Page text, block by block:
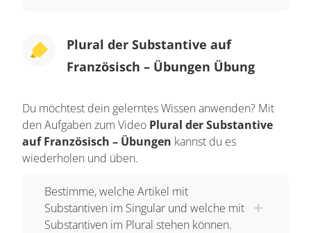
Plural der Substantive auf
Französisch – Übungen Übung
Du möchtest dein gelerntes Wissen anwenden? Mit
den Aufgaben zum Video Plural der Substantive
auf Französisch – Übungen kannst du es
wiederholen und üben.
Bestimme, welche Artikel mit
Substantiven im Singular und welche mit
Substantiven im Plural stehen können.